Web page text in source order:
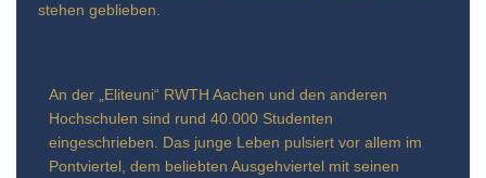
stehen geblieben.
An der „Eliteuni“ RWTH Aachen und den anderen
Hochschulen sind rund 40.000 Studenten
eingeschrieben. Das junge Leben pulsiert vor allem im
Pontviertel, dem beliebten Ausgehviertel mit seinen